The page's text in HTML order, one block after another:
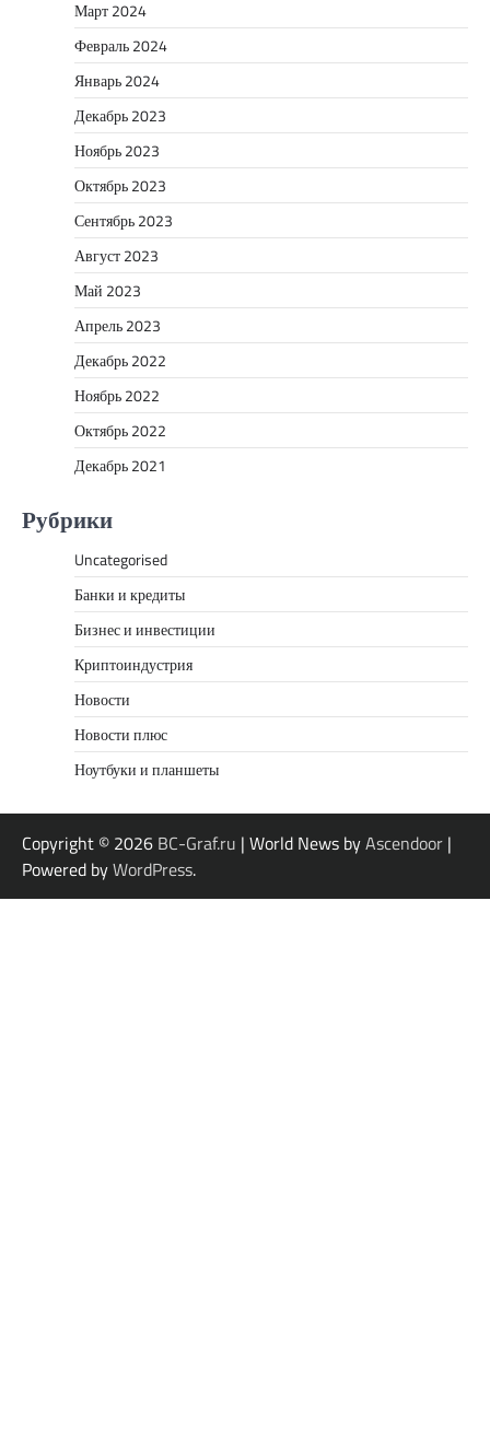
Март 2024
Февраль 2024
Январь 2024
Декабрь 2023
Ноябрь 2023
Октябрь 2023
Сентябрь 2023
Август 2023
Май 2023
Апрель 2023
Декабрь 2022
Ноябрь 2022
Октябрь 2022
Декабрь 2021
Рубрики
Uncategorised
Банки и кредиты
Бизнес и инвестиции
Криптоиндустрия
Новости
Новости плюс
Ноутбуки и планшеты
Copyright © 2026 BC-Graf.ru | World News byAscendoor |
Powered byWordPress.